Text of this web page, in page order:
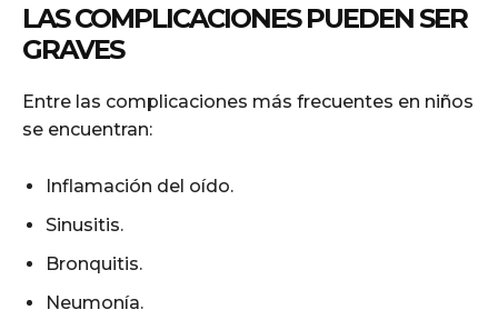
LAS COMPLICACIONES PUEDEN SER
GRAVES
Entre las complicaciones más frecuentes en niños
se encuentran:
Inflamación del oído.
Sinusitis.
Bronquitis.
Neumonía.